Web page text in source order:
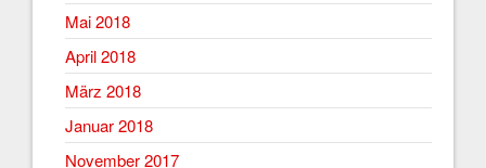
Mai 2018
April 2018
März 2018
Januar 2018
November 2017